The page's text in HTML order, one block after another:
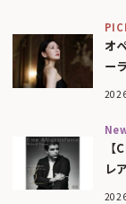
オ
ー
レ